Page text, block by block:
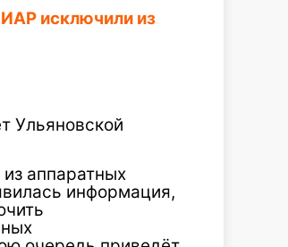
исключили из
Ульяновской
аппаратных
информация,